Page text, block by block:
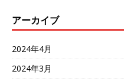
アーカイブ
2024年4月
2024年3月